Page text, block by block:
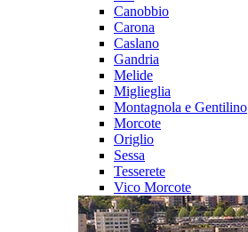
Canobbio
Carona
Caslano
Gandria
Melide
Miglieglia
Montagnola e Gentilino
Morcote
Origlio
Sessa
Tesserete
Vico Morcote